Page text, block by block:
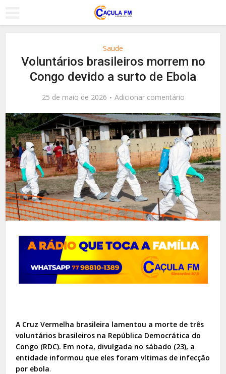
Saude
Voluntários brasileiros morrem no
Congo devido a surto de Ebola
25 de maio de 2026 Adicionar comentário
A Cruz Vermelha brasileira lamentou a morte de três
voluntários brasileiros na República Democrática do
Congo (RDC). Em nota, divulgada no sábado (23), a
entidade informou que eles foram vítimas de infecção
por ebola.